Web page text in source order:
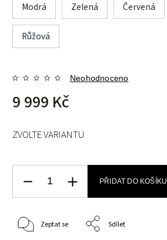
Modrá
Zelená Červená
Růžová
Neohodnoceno
9 999 Kč
ZVOLTE VARIANTU
PŘIDAT DO KOŠÍKU
Zeptat se Sdílet